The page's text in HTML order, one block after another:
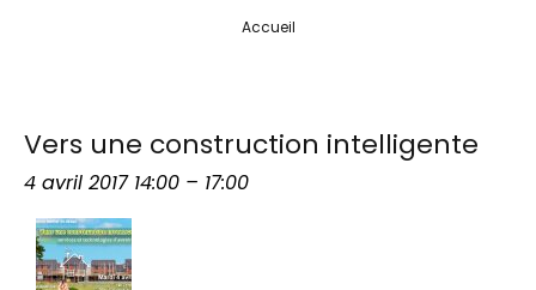
Accueil
Vers une construction intelligente
4 avril 2017 14:00 – 17:00